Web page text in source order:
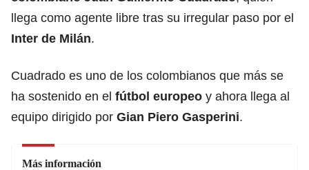
llega como agente libre tras su irregular paso por el
Inter de Milán.
Cuadrado es uno de los colombianos que más se
ha sostenido en el fútbol europeo y ahora llega al
equipo dirigido por Gian Piero Gasperini.
Más información